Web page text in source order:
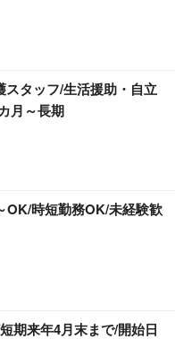
タッフ/生活援助・自立
月～長期
OK/時短勤務OK/未経験歓
期来年4月末まで/開始日